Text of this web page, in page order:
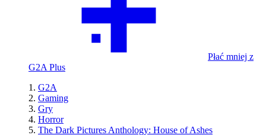
Płać mniej z
G2A Plus
G2A
Gaming
Gry
Horror
The Dark Pictures Anthology: House of Ashes